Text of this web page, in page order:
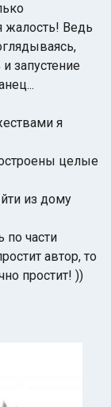
жалость! Ведь
запустение
я
целые
из дому
по части
автор, то
простит! ))